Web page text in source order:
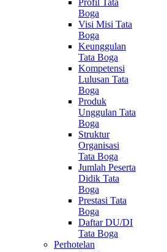
Profil Tata
Boga
Visi Misi Tata
Boga
Keunggulan
Tata Boga
Kompetensi
Lulusan Tata
Boga
Produk
Unggulan Tata
Boga
Struktur
Organisasi
Tata Boga
Jumlah Peserta
Didik Tata
Boga
Prestasi Tata
Boga
Daftar DU/DI
Tata Boga
Perhotelan